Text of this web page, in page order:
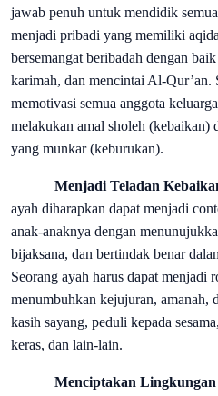
jawab penuh untuk mendidik
menjadi pribadi yang memiliki
bersemangat beribadah dengan
karimah, dan mencintai Al-Qur’an.
memotivasi semua anggota
melakukan amal sholeh (kebaikan)
yang munkar (keburukan).
Menjadi Teladan
ayah diharapkan dapat menjadi
anak-anaknya dengan
bijaksana, dan bertindak benar
Seorang ayah harus dapat menjadi
menumbuhkan kejujuran, amanah,
kasih sayang, peduli kepada
keras, dan lain-lain.
Menciptakan Lingkungan